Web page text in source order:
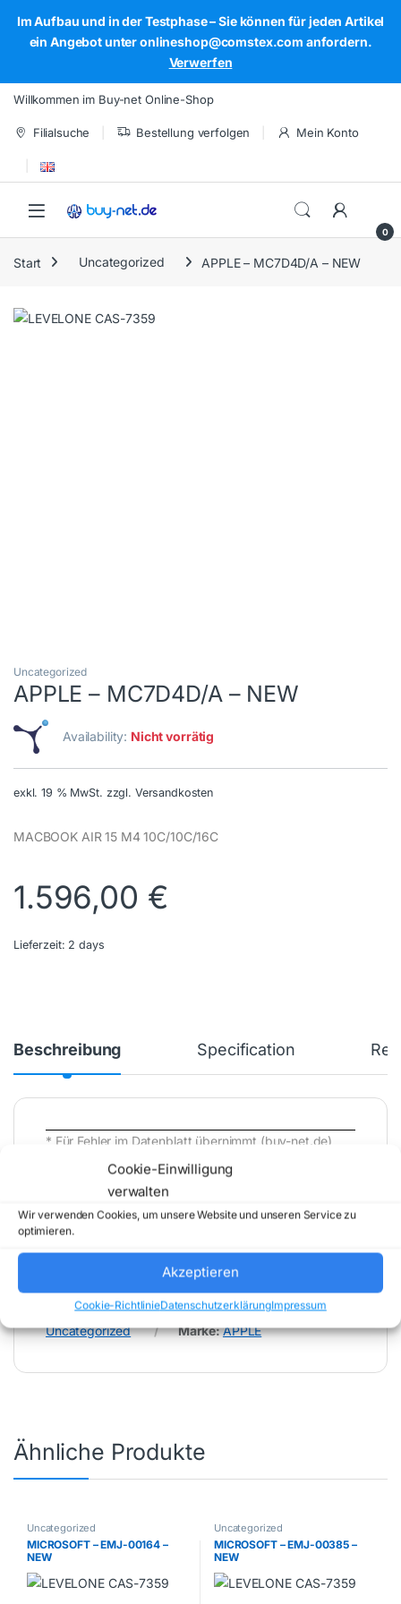
Cookie-Einwilligung
verwalten
Wir verwenden Cookies, um unsere Website und unseren Service zu
optimieren.
Akzeptieren
Cookie-RichtlinieDatenschutzerklärungImpressum
Im Aufbau und in der Testphase – Sie können für jeden Artikel
ein Angebot unter onlineshop@comstex.com anfordern.
Verwerfen
Skip to navigation
Skip to content
Willkommen im Buy-net Online-Shop
Filialsuche Bestellung verfolgen Mein Konto
Open
0
Start Uncategorized APPLE – MC7D4D/A – NEW
Uncategorized
APPLE – MC7D4D/A – NEW
Availability: Nicht vorrätig
exkl. 19 % MwSt. zzgl. Versandkosten
MACBOOK AIR 15 M4 10C/10C/16C
1.596,00 €
Lieferzeit: 2 days
Beschreibung Specification
* Für Fehler im Datenblatt übernimmt (buy-net.de)
Comstex GmbH & Co. KG keine Haftung (
Artikelnummer:MC7D4D/A
Kategorie:
Uncategorized
Marke:APPLE
Ähnliche Produkte
Uncategorized
MICROSOFT – EMJ-00164 –
NEW
Uncategorized
MICROSOFT – EMJ-00385 –
NEW